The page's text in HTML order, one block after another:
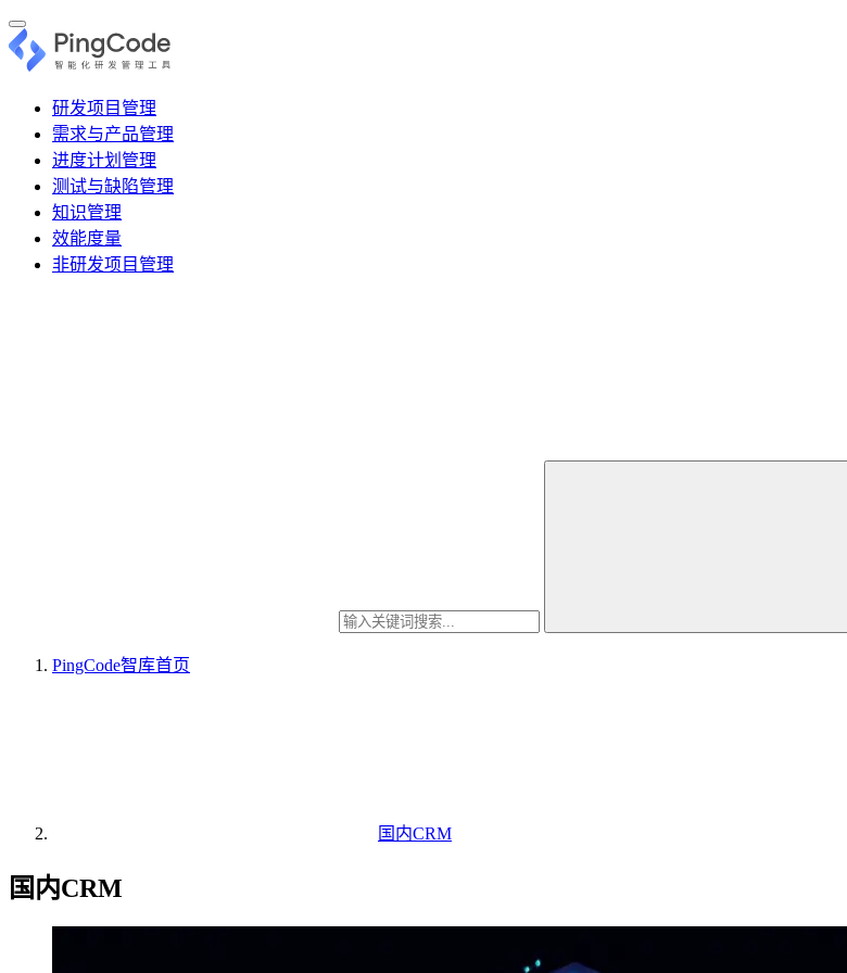
研发项目管理
需求与产品管理
进度计划管理
测试与缺陷管理
知识管理
效能度量
非研发项目管理
PingCode智库首页
国内CRM
国内CRM